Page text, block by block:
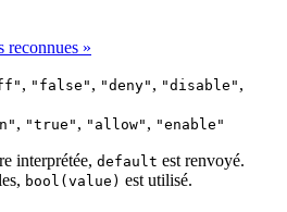
reconnues »
, "false" , "deny" , "disable" ,
, "true" , "allow" , "enable"
interprétée, default est renvoyé.
bool(value) est utilisé.